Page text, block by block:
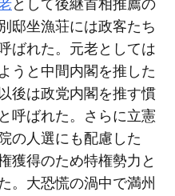
として後継首相推薦の
邸坐漁荘には政客たち
ばれた。元老としては
うと中間内閣を推した
後は政党内閣を推す慣
呼ばれた。さらに立憲
の人選にも配慮した
獲得のため特権勢力と
。大恐慌の渦中で満州